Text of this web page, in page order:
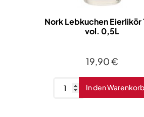
Nork Lebkuchen Eierlikör
vol. 0,5L
19,90€
Lebkuchen
In den Warenkorb